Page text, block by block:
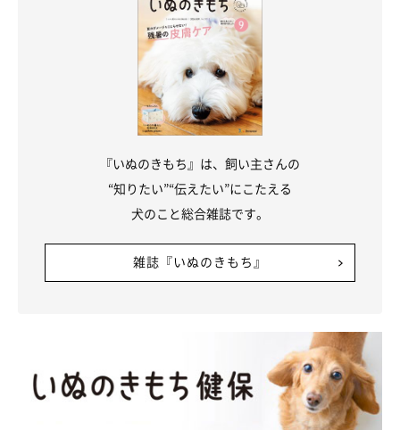
「横から見るとぺったんこ 絶ペキニーズ」
日常で愛らしい姿をたくさん見せてくれる、ぽん太郎くん。飼い
飼い主さん：
「短い足とぺたんこなお顔がとっても魅力的です。横顔は絶壁！
（笑） 興奮するとレッサーパンダのように立ち上がる姿も可愛
『いぬのきもち』は、飼い主さんの
“知りたい”“伝えたい”にこたえる
犬のこと総合雑誌です。
雑誌『いぬのきもち』